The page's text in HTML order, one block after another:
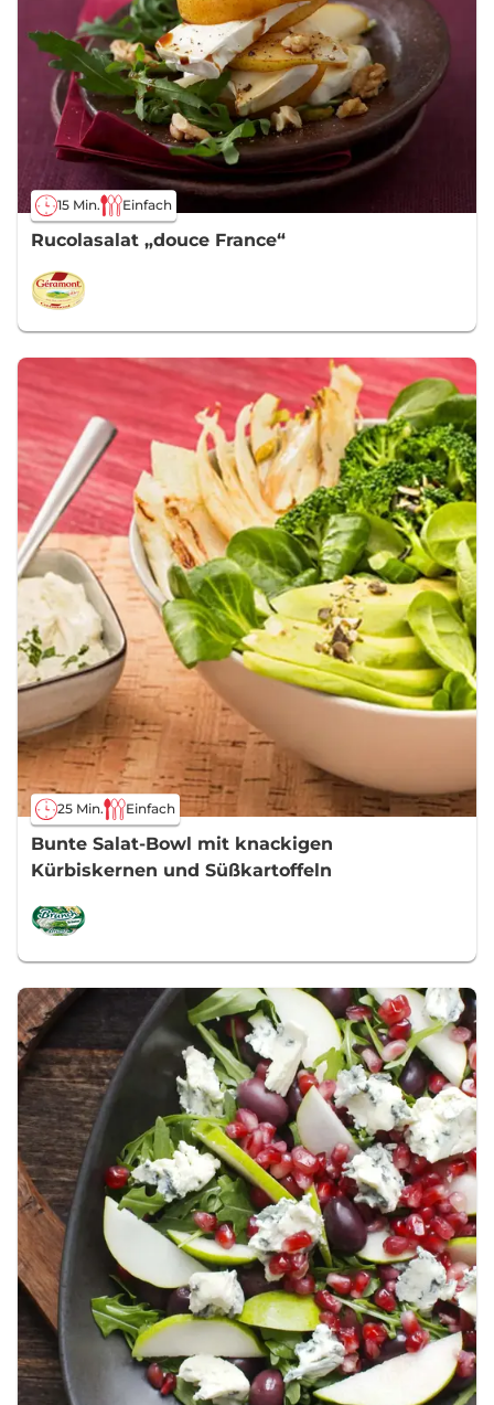
15 Min. Einfach
Rucolasalat „douce France“
25 Min. Einfach
Bunte Salat-Bowl mit knackigen
Kürbiskernen und Süßkartoffeln